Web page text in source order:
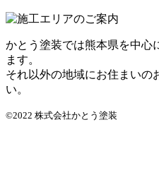
かとう塗装では熊本県を中心
ます。
それ以外の地域にお住まいの
い。
©2022 株式会社かとう塗装